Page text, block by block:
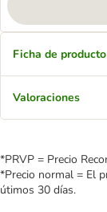
Ficha de producto
Valoraciones
*PRVP = Precio
*Precio normal = El
útimos 30 días.